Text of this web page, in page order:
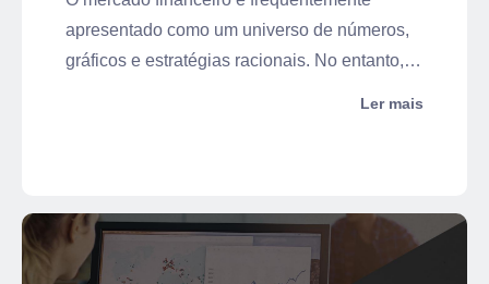
apresentado como um universo de números,
gráficos e estratégias racionais. No entanto,
estudo da psicologia financeira, uma área
crucial para quem deseja navegar com
sucesso no mundo dos investimentos.
Ler mais